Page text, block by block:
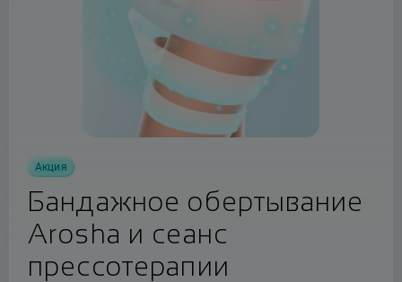
Акция
Бандажное обертывание
Arosha и сеанс
прессотерапии